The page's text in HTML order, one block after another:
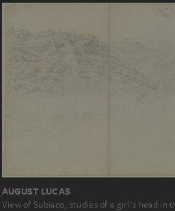
AUGUST LUCAS
View of Subiaco, studies of a girl's head in